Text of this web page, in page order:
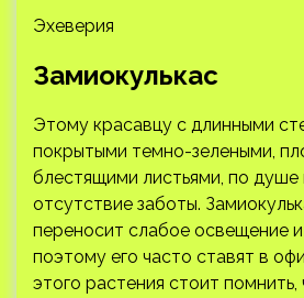
Эхеверия
Замиокулькас
Этому красавцу с длинными
покрытыми темно-зелеными,
блестящими листьями, по душе
отсутствие заботы.
переносит слабое освещение
поэтому его часто ставят в
этого растения стоит